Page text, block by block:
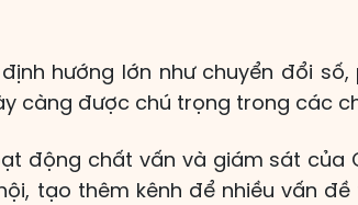
hướng lớn như chuyển đổi
càng được chú trọng trong các
động chất vấn và giám sát của
tạo thêm kênh để nhiều vấn